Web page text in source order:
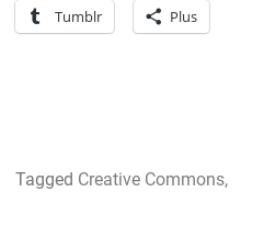
Tumblr Plus
Tagged Creative Commons,